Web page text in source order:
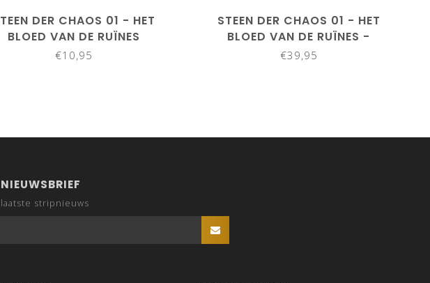
DER CHAOS 01 - HET
BLOED VAN DE RUÏNES
€10,95
STEEN DER CHAOS 01 - HET
BLOED VAN DE RUÏNES -
LOCKDOWN
€39,95
stripnieuws